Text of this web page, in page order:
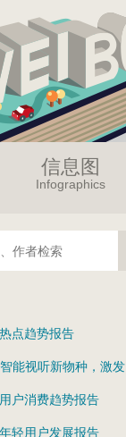
信息图
Infographics
点趋势报告
视听新物种，激发新质生产力
户消费趋势报告
轻用户发展报告